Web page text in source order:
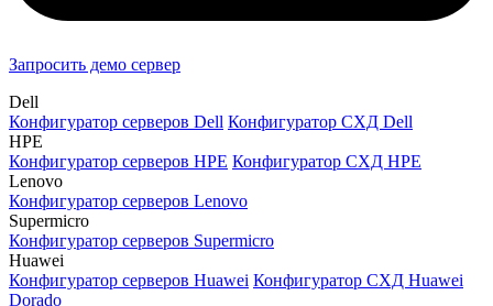
Запросить демо сервер
Dell
Конфигуратор серверов Dell Конфигуратор СХД Dell
HPE
Конфигуратор серверов HPE Конфигуратор СХД HPE
Lenovo
Конфигуратор серверов Lenovo
Supermicro
Конфигуратор серверов Supermicro
Huawei
Конфигуратор серверов Huawei Конфигуратор СХД Huawei
Dorado